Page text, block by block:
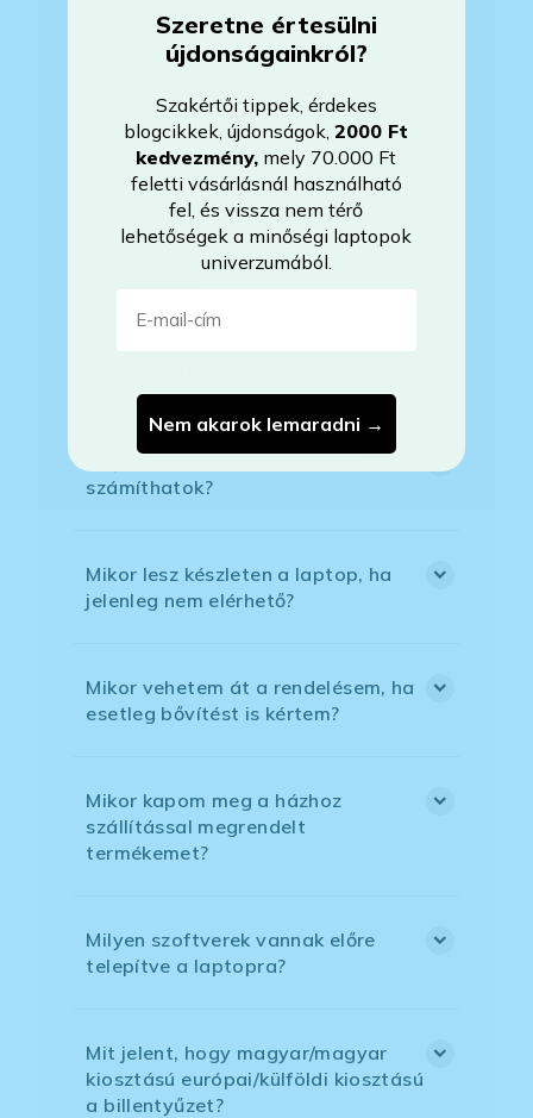
Mennyit használták a laptopot?
Az Önök által értékesített gépek
felújítottak?
Milyen akkumulátorállapotra
számíthatok?
Mikor lesz készleten a laptop, ha
jelenleg nem elérhető?
Mikor vehetem át a rendelésem, ha
esetleg bővítést is kértem?
Mikor kapom meg a házhoz
szállítással megrendelt
termékemet?
Milyen szoftverek vannak előre
telepítve a laptopra?
Mit jelent, hogy magyar/magyar
kiosztású európai/külföldi kiosztású
a billentyűzet?
Szeretne értesülni
újdonságainkról?
Szakértői tippek, érdekes
blogcikkek, újdonságok,2000 Ft
kedvezmény, mely 70.000 Ft
feletti vásárlásnál használható
fel, és vissza nem térő
lehetőségek a minőségi laptopok
univerzumából.
Nem akarok lemaradni →